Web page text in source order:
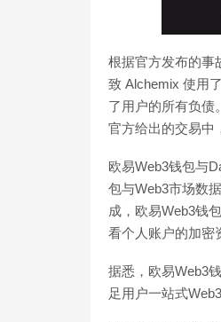
根据官方发布的事
致 Alchemix 使用
了用户的所有负债
官方给出的交易中
欧易Web3钱包与
包与Web3市场数
成，欧易Web3钱
看个人账户的加密
据悉，欧易Web3
足用户一站式